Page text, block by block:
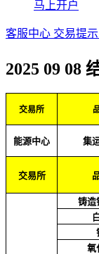
马上开户
客服中心 交易提示
2025 09 08
交易所
能源中心 集
交易所
铸造
氧